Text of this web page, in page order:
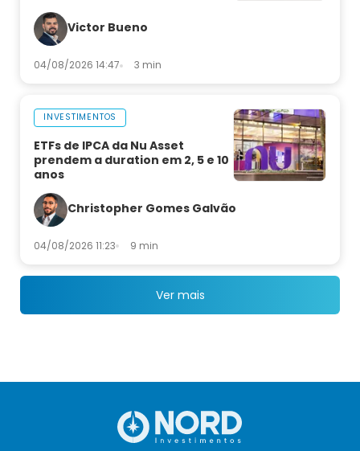
Victor Bueno
04/08/2026 14:47 3 min
INVESTIMENTOS
ETFs de IPCA da Nu Asset
prendem a duration em 2, 5 e 10
anos
Christopher Gomes Galvão
04/08/2026 11:23 9 min
Ver mais